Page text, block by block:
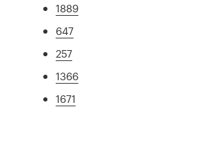
1889
647
257
1366
1671